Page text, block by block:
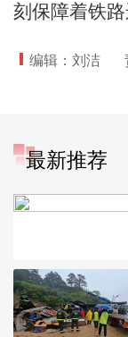
刻保障着铁路
编辑：刘洁
最新推荐